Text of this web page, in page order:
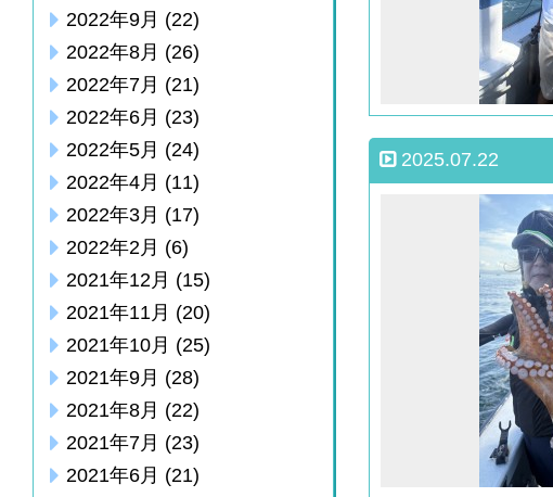
2022年9月 (22)
2022年8月 (26)
2022年7月 (21)
2022年6月 (23)
2022年5月 (24)
2022年4月 (11)
2022年3月 (17)
2022年2月 (6)
2021年12月 (15)
2021年11月 (20)
2021年10月 (25)
2021年9月 (28)
2021年8月 (22)
2021年7月 (23)
2021年6月 (21)
2025.07.22